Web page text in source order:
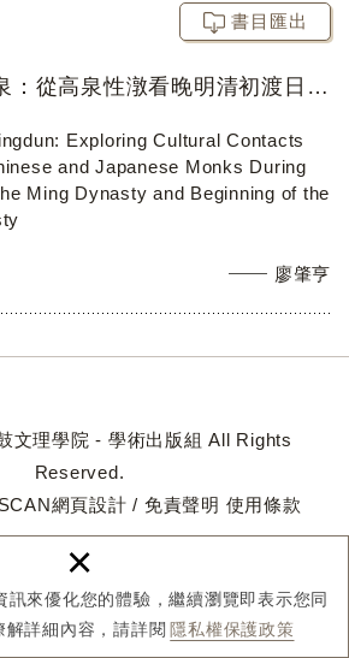
來優化您的體驗，繼續瀏覽即表示您同
詳細內容，請詳閱 隱私權保護政策
×
書目匯出
高泉與溫泉：從高泉性潡看晚明清初渡日華僧的異文化接觸
Exploring Cultural Contacts
and Japanese Monks During
Ming Dynasty and Beginning of the
廖肇亨
文理學院 - 學術出版組 All Rights
Reserved.
網頁設計 / 免責聲明 使用條款